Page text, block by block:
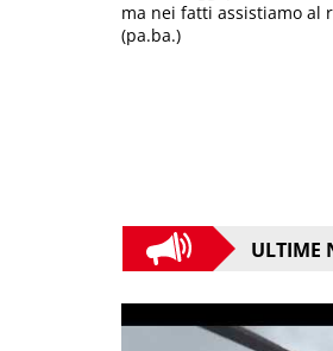
ma nei fatti assistiamo al
(pa.ba.)
ULTIME